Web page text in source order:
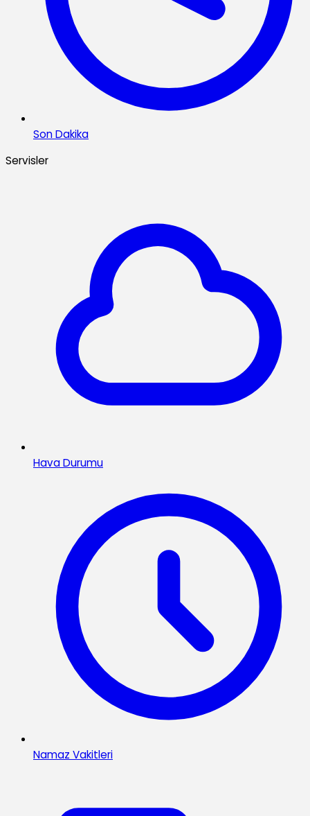
Son Dakika
Servisler
Hava Durumu
Namaz Vakitleri